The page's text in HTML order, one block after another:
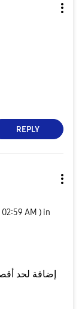
REPLY
02:59 AM ) in